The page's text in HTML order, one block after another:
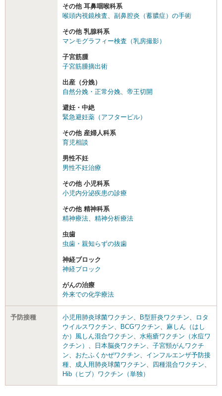
その他 耳鼻咽喉科系
喉頭内視鏡検査
副鼻腔炎（蓄膿症）の手術
その他 乳腺科系
マンモグラフィー検査（乳房撮影）
子宮筋腫
子宮筋腫摘出術
出産（分娩）
自然分娩・正常分娩
帝王切開
避妊・中絶
緊急避妊薬（アフターピル）
その他 産婦人科系
育児相談
男性不妊
男性不妊治療
その他 小児科系
小児内分泌疾患の診療
その他 精神科系
精神療法
精神分析療法
虫歯
虫歯・親知らずの抜歯
神経ブロック
神経ブロック
がんの治療
外来での化学療法
予防接種 小児用肺炎球菌ワクチン B型肝炎ワクチン
ロタ
ウイルスワクチン
BCGワクチン
麻しん（はし
か）風しん混合ワクチン
水疱瘡ワクチン（水痘ワ
クチン）
日本脳炎ワクチン
子宮頸がんワクチ
ン
おたふくかぜワクチン
インフルエンザ予防接
種
成人用肺炎球菌ワクチン 四種混合ワクチン
Hib（ヒブ）ワクチン（単独）